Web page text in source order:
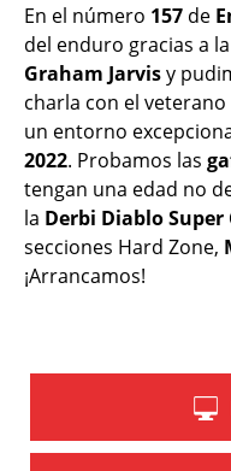
En el número 157 de
del enduro gracias a
Graham Jarvisy
charla con el
un entorno
2022. Probamos las
tengan una edad no
la Derbi Diablo Super
secciones Hard Zone,
¡Arrancamos!